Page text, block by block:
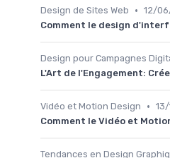
Design de Sites Web • 12/
Comment le design
Design pour Campagnes
L'Art de l'Engagement:
Vidéo et Motion Design •
Comment le Vidéo et
Tendances en Design